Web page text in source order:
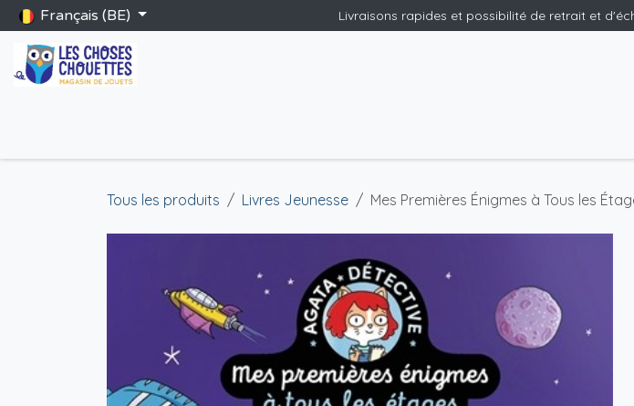
Se rendre au contenu
Français (BE) Livraisons rapides et possibilité de retrait et
Tous les produits Livres Jeunesse Mes Premières Énigmes à Tous les